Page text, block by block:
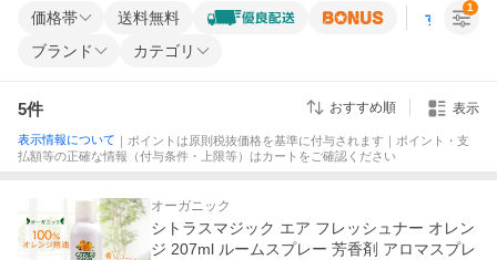
価格帯 送料無料 すべての条
ブランド カテゴリ
1
5件 おすすめ順 表示
表示情報について ｜ポイントは原則税抜価格を基準に付与されます｜ポイント・支
払額等の正確な情報（付与条件・上限等）はカートをご確認ください
オーガニック
シトラスマジック エア フレッシュナー オレン
ジ 207ml ルームスプレー 芳香剤 アロマスプレ